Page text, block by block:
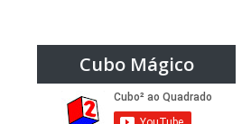
Cubo Mágico